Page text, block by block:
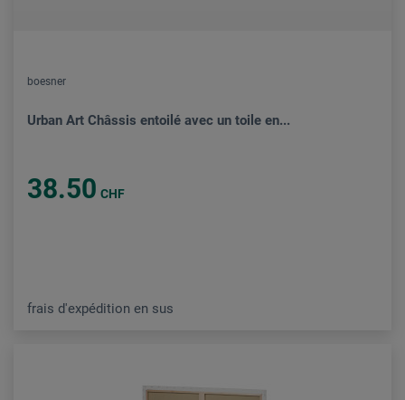
boesner
Urban Art Châssis entoilé avec un toile en...
38.50 CHF
frais d'expédition en sus